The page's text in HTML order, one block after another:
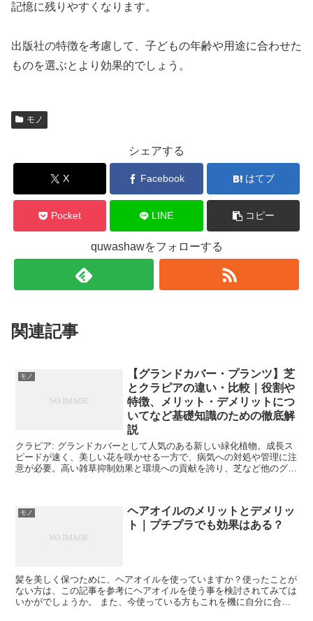
記憶に残りやすくなります。
出版社の特徴を考慮して、子どもの年齢や用途に合わせた
ものを選ぶとより効果的でしょう。
モノ
シェアする
X Facebook はてブ
Pocket LINE コピー
quwashawをフォローする
関連記事
モノ
【グランドカバー・プランツ】芝
とクラピアの違い・比較｜役割や
特徴、メリット・デメリットにつ
いてなど基礎知識のための徹底解
説
クラピア: グランドカバーとして人気のある新しい緑化植物。成長ス
ピードが速く、美しい花を咲かせる一方で、病気への対処や管理に注
意が必要。高い雑草抑制効果と環境への貢献を誇り、芝など他のグラ
モノ
ヘアオイルのメリットとデメリッ
ト｜プチプラでも効果はある？
髪を美しく保つために、ヘアオイルを使っていますか？使ったことが
ない方は、この記事を参考にヘアオイルを使う事を検討されてみては
いかがでしょうか。 また、今使っている方もこれを機に自分に合っ